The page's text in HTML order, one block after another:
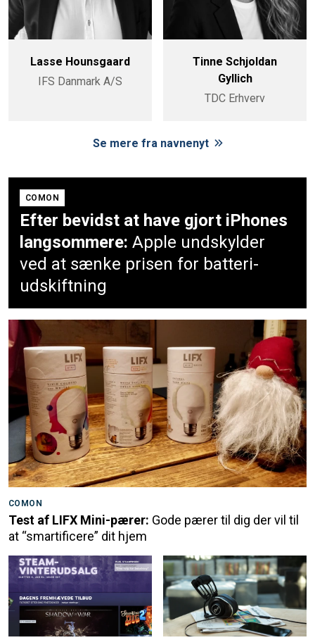
Lasse Hounsgaard
IFS Danmark A/S
Tinne Schjoldan
Gyllich
TDC Erhverv
Se mere fra navnenyt
COMON
Efter bevidst at have gjort iPhones
langsommere: Apple undskylder
ved at sænke prisen for batteri-
udskiftning
COMON
Test af LIFX Mini-pærer: Gode pærer til dig der vil til
at “smartificere” dit hjem